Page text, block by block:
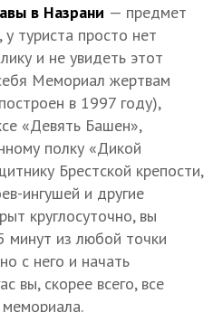
в Назрани — предмет
туриста просто нет
и не увидеть этот
Мемориал жертвам
в 1997 году),
«Девять Башен»,
полку «Дикой
Брестской крепости,
ингушей и другие
круглосуточно, вы
минут из любой точки
с него и начать
вы, скорее всего, все